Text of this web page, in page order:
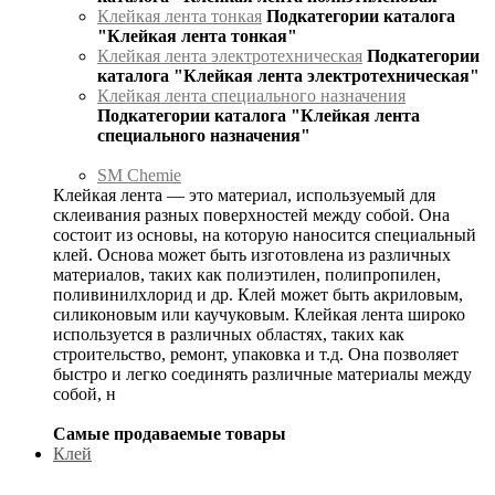
Клейкая лента тонкая Подкатегории каталога
"Клейкая лента тонкая"
Клейкая лента электротехническая Подкатегории
каталога "Клейкая лента электротехническая"
Клейкая лента специального назначения
Подкатегории каталога "Клейкая лента
специального назначения"
SM Chemie
Клейкая лента — это материал, используемый для
склеивания разных поверхностей между собой. Она
состоит из основы, на которую наносится специальный
клей. Основа может быть изготовлена из различных
материалов, таких как полиэтилен, полипропилен,
поливинилхлорид и др. Клей может быть акриловым,
силиконовым или каучуковым. Клейкая лента широко
используется в различных областях, таких как
строительство, ремонт, упаковка и т.д. Она позволяет
быстро и легко соединять различные материалы между
собой, н
Самые продаваемые товары
Клей